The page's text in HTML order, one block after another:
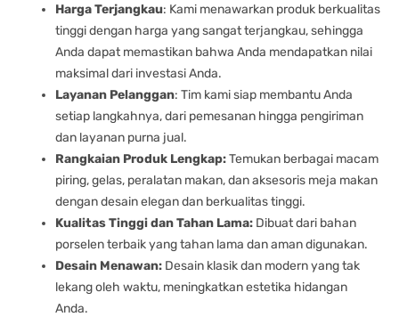
Harga Terjangkau: Kami menawarkan produk berkualitas
tinggi dengan harga yang sangat terjangkau, sehingga
Anda dapat memastikan bahwa Anda mendapatkan nilai
maksimal dari investasi Anda.
Layanan Pelanggan: Tim kami siap membantu Anda
setiap langkahnya, dari pemesanan hingga pengiriman
dan layanan purna jual.
Rangkaian Produk Lengkap:Temukan berbagai macam
piring, gelas, peralatan makan, dan aksesoris meja makan
dengan desain elegan dan berkualitas tinggi.
Kualitas Tinggi dan Tahan Lama: Dibuat dari bahan
porselen terbaik yang tahan lama dan aman digunakan.
Desain Menawan: Desain klasik dan modern yang tak
lekang oleh waktu, meningkatkan estetika hidangan
Anda.